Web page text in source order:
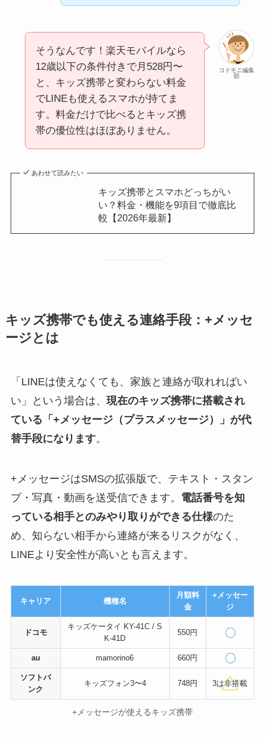
コドモニ編集
部
そうなんです！楽天モバイルなら
12歳以下の条件付きで月528円〜
と、キッズ携帯と変わらない料金
でLINEも使えるスマホが持てま
す。料金だけで比べるとキッズ携
帯の優位性はほぼありません。
あわせて読みたい
キッズ携帯とスマホどっちがい
い？料金・機能を9項目で徹底比
較【2026年最新】
キッズ携帯でも使える連絡手段：+メッセ
ージとは
「LINEは使えなくても、家族と連絡が取れればい
い」という場合は、 現在のキッズ携帯に搭載され
ている「+メッセージ（プラスメッセージ）」が代
替手段になります。
+メッセージはSMSの拡張版で、テキスト・スタン
プ・写真・動画を送受信できます。 電話番号を知
っている相手とのみやり取りができる仕様のた
め、知らない相手から連絡が来るリスクがなく、
LINEより安全性が高いとも言えます。
キャリア 機種名
月額料
金
+メッセー
ジ
ドコモ
キッズケータイ KY-41C / S
K-41D
550円
au mamorino6 660円
ソフトバ
ンク
キッズフォン3〜4 748円 3は非搭載
+メッセージが使えるキッズ携帯